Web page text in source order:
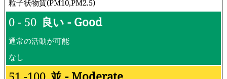
粒子状物質(PM10,PM2.5)
0 - 50 良い - Good
通常の活動が可能
なし